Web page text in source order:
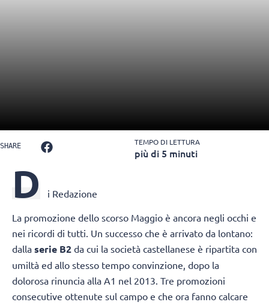
SHARE TEMPO DI LETTURA
più di 5 minuti
D i Redazione
La promozione dello scorso Maggio è ancora negli occhi e
nei ricordi di tutti. Un successo che è arrivato da lontano:
dalla serie B2 da cui la società castellanese è ripartita con
umiltà ed allo stesso tempo convinzione, dopo la
dolorosa rinuncia alla A1 nel 2013. Tre promozioni
consecutive ottenute sul campo e che ora fanno calcare